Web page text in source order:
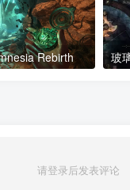
Rebirth
请登录后发表评论